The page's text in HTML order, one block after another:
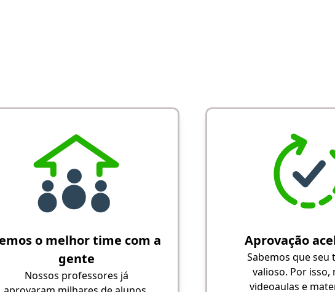
o melhor time com a
gente
Nossos professores já
Aprovação
Sabemos que seu
valioso. Por isso,
videoaulas e